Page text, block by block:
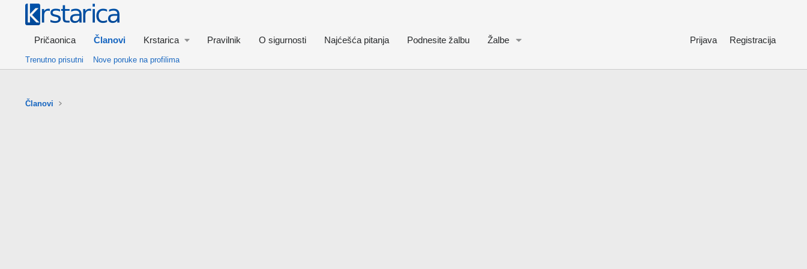
Pričaonica Članovi Krstarica Pravilnik O sigurnosti Najćešća pitanja Podnesite žalbu Žalbe Prijava Registracija
Trenutno prisutni Nove poruke na profilima
Članovi